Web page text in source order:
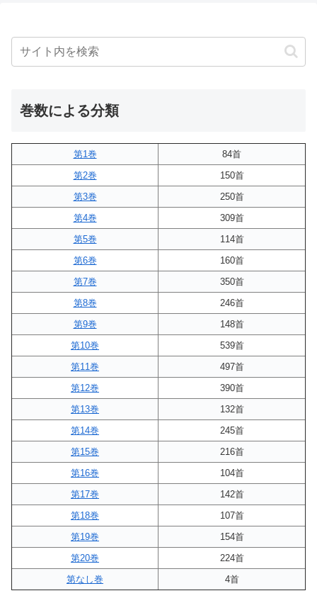
巻数による分類
第1巻
84首
第2巻
150首
第3巻
250首
第4巻
309首
第5巻
114首
第6巻
160首
第7巻
350首
第8巻
246首
第9巻
148首
第10巻
539首
第11巻
497首
第12巻
390首
第13巻
132首
第14巻
245首
第15巻
216首
第16巻
104首
第17巻
142首
第18巻
107首
第19巻
154首
第20巻
224首
第なし巻
4首